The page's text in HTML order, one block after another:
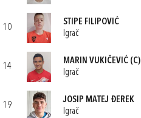
10
STIPE FILIPOVIĆ
Igrač
14
MARIN VUKIČEVIĆ (C)
Igrač
19
JOSIP MATEJ ĐEREK
Igrač